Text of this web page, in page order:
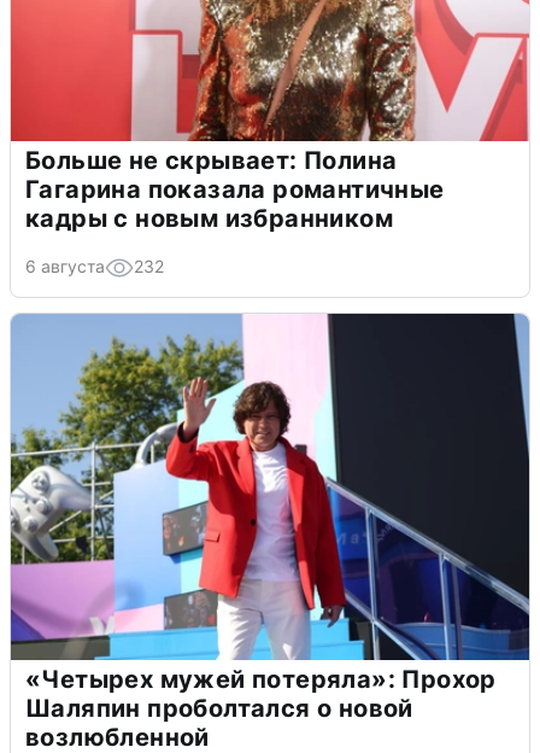
Больше не скрывает: Полина
Гагарина показала романтичные
кадры с новым избранником
6 августа 232
«Четырех мужей потеряла»: Прохор
Шаляпин проболтался о новой
возлюбленной